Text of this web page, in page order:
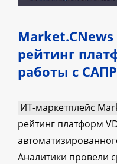
рейтинг
работы с САПР
ИТ-маркетплейс
рейтинг платформ
Аналитики провели